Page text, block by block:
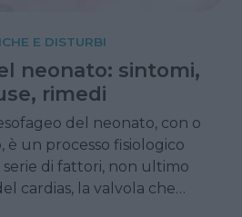
E DISTURBI
neonato: sintomi,
rimedi
del neonato, con o
è un processo fisiologico
serie di fattori, non ultimo
cardias, la valvola che